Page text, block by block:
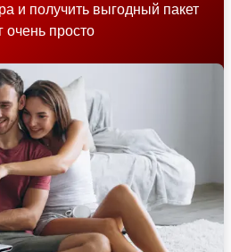
и получить выгодный пакет
очень просто